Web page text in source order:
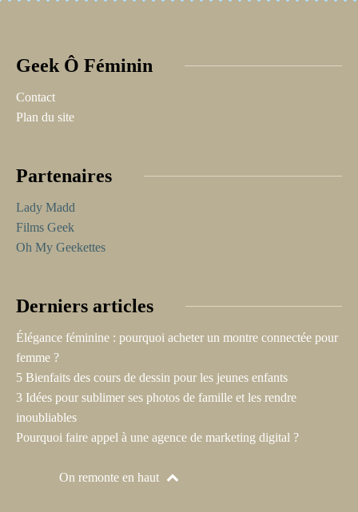
Geek Ô Féminin
Contact
Plan du site
Partenaires
Lady Madd
Films Geek
Oh My Geekettes
Derniers articles
Élégance féminine : pourquoi acheter un montre connectée pour
femme ?
5 Bienfaits des cours de dessin pour les jeunes enfants
3 Idées pour sublimer ses photos de famille et les rendre
inoubliables
Pourquoi faire appel à une agence de marketing digital ?
On remonte en haut